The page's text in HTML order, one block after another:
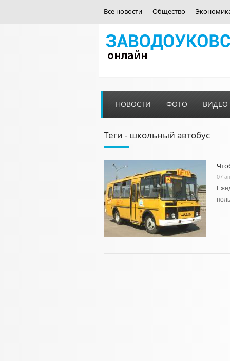
Все новости Общество
НОВОСТИ ФОТО ВИДЕО
Теги - школьный автобус
07